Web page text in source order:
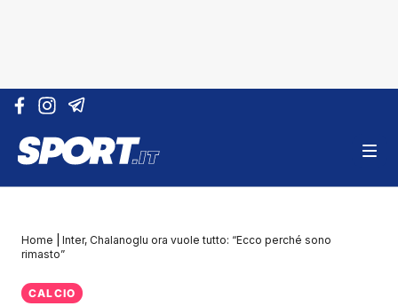
Vai al contenuto
Home
Inter, Chalanoglu ora vuole tutto: “Ecco perché sono
rimasto”
CALCIO